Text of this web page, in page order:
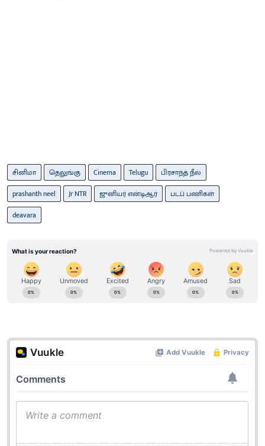
சினிமா தெலுங்கு Cinema Telugu
பிரசாந்த் நீல்
prashanth neel
Jr NTR ஜுனியர் என்டிஆர்
படப் பணிகள்
deavara